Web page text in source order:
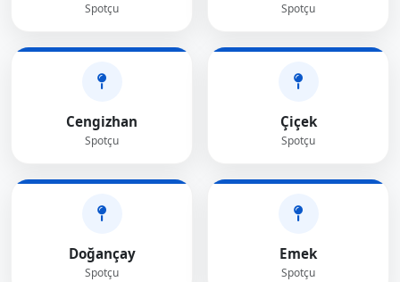
Spotçu Spotçu
Cengizhan
Spotçu
Çiçek
Spotçu
Doğançay
Spotçu
Emek
Spotçu